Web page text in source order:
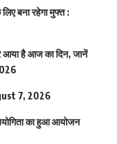
बना रहेगा मुफ्त :
आया है आज का दिन, जानें
7, 2026
का हुआ आयोजन